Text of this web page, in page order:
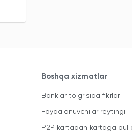
Boshqa xizmatlar
Banklar to'grisida fikrlar
Foydalanuvchilar reytingi
P2P kartadan kartaga pul